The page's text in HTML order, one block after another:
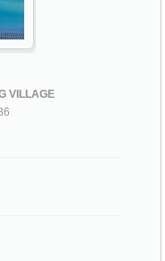
VILLAGE